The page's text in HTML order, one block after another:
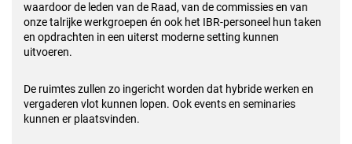
waardoor de leden van de Raad, van de commissies en van
onze talrijke werkgroepen én ook het IBR-personeel hun taken
en opdrachten in een uiterst moderne setting kunnen
uitvoeren.
De ruimtes zullen zo ingericht worden dat hybride werken en
vergaderen vlot kunnen lopen. Ook events en seminaries
kunnen er plaatsvinden.